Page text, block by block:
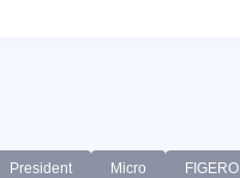
President Micro FIGERO